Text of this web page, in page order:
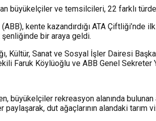
büyükelçiler ve temsilcileri, 22 farklı
kente kazandırdığı ATA Çiftliği’nde
bir araya geldi.
Kültür, Sanat ve Sosyal İşler Dairesi
Faruk Köylüoğlu ve ABB Genel Sekreter
büyükelçiler rekreasyon alanında
dut ağaçlarının alandaki tarım